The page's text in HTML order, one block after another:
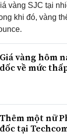
vàng SJC tại
khi đó, vàng
Giá vàng hôm
dốc về mức
Thêm một nữ
đốc tại